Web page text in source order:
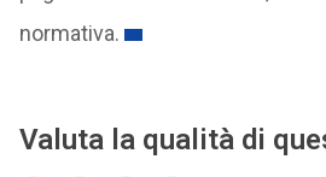
normativa.
Valuta la qualità di